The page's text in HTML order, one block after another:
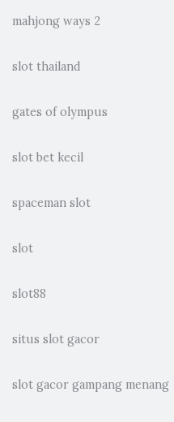
mahjong ways 2
slot thailand
gates of olympus
slot bet kecil
spaceman slot
slot
slot88
situs slot gacor
slot gacor gampang menang